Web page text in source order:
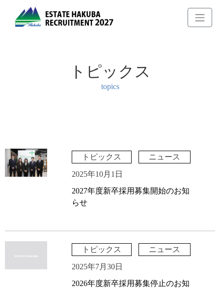
トピックス
topics
トピックス ニュース
2025年10月1日
2027年度新卒採用募集開始のお知
らせ
トピックス ニュース
2025年7月30日
2026年度新卒採用募集停止のお知